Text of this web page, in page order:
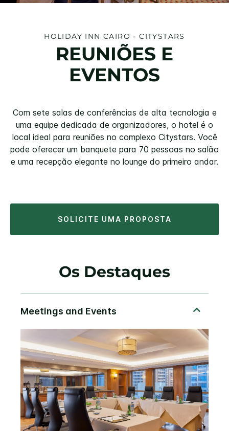
HOLIDAY INN CAIRO - CITYSTARS
REUNIÕES E
EVENTOS
Com sete salas de conferências de alta tecnologia e
uma equipe dedicada de organizadores, o hotel é o
local ideal para reuniões no complexo Citystars. Você
pode oferecer um banquete para 70 pessoas no salão
e uma recepção elegante no lounge do primeiro andar.
SOLICITE UMA PROPOSTA
Os Destaques